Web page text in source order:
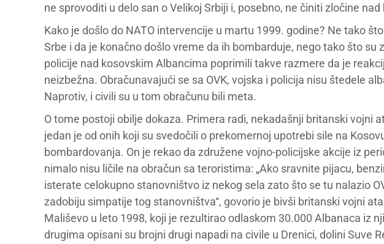
ne sprovoditi u delo san o Velikoj Srbiji i, posebno, ne činiti zločine
Kako je došlo do NATO intervencije u martu 1999. godine? Ne tako
Srbe i da je konačno došlo vreme da ih bombarduje, nego tako što su
policije nad kosovskim Albancima poprimili takve razmere da je
neizbežna. Obračunavajući se sa OVK, vojska i policija nisu štedele
Naprotiv, i civili su u tom obračunu bili meta.
O tome postoji obilje dokaza. Primera radi, nekadašnji britanski vojni
jedan je od onih koji su svedočili o prekomernoj upotrebi sile na
bombardovanja. On je rekao da združene vojno-policijske akcije iz
nimalo nisu ličile na obračun sa teroristima: „Ako sravnite pijacu,
isterate celokupno stanovništvo iz nekog sela zato što se tu nalazio
zadobiju simpatije tog stanovništva“, govorio je bivši britanski vojni
Mališevo u leto 1998, koji je rezultirao odlaskom 30.000 Albanaca iz
drugima opisani su brojni drugi napadi na civile u Drenici, dolini Suve